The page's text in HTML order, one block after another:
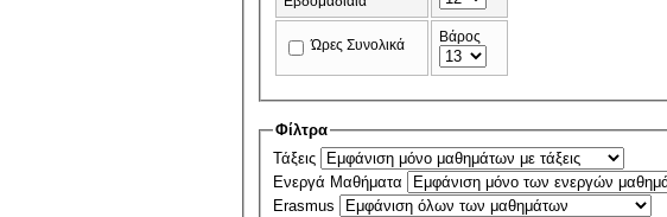
Ώρες Συνολικά Βάρος
Φίλτρα
Τάξεις
Ενεργά Μαθήματα
Erasmus